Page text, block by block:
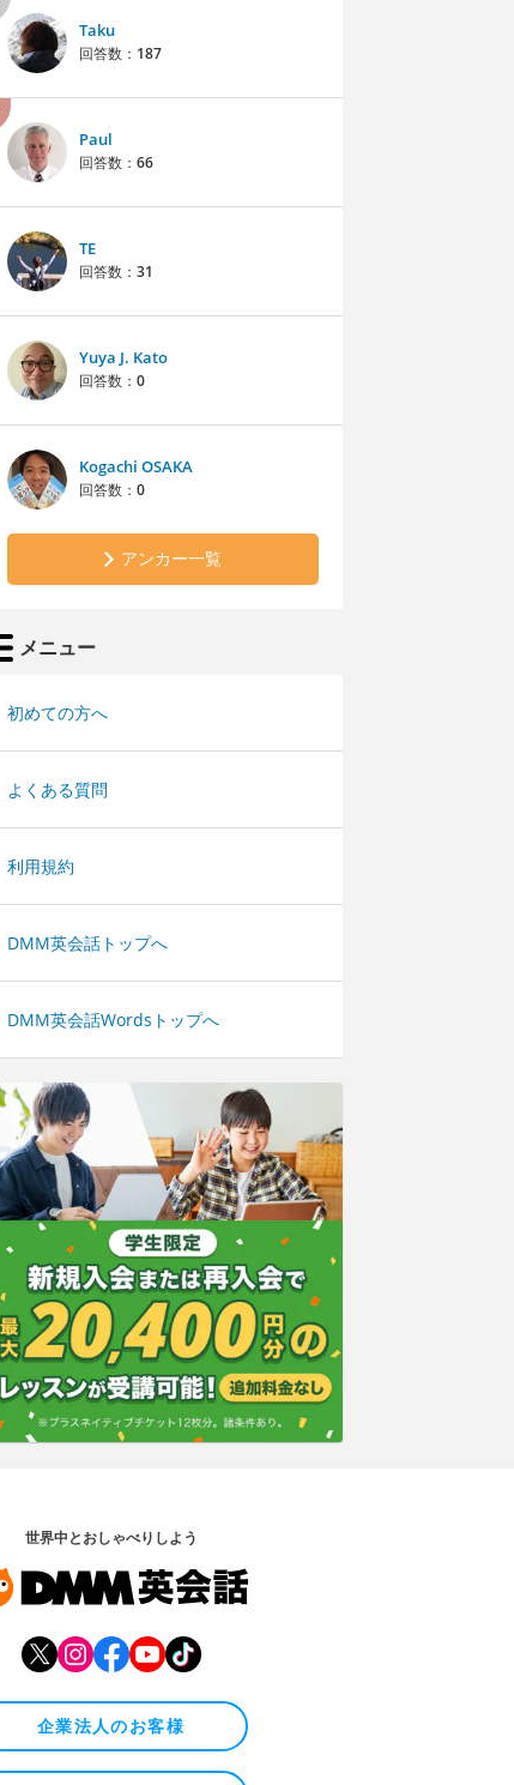
Taku
回答数： 187
Paul
回答数： 66
TE
回答数： 31
Yuya J. Kato
回答数： 0
Kogachi OSAKA
回答数： 0
アンカー一覧
メニュー
初めての方へ
よくある質問
利用規約
DMM英会話トップへ
DMM英会話Wordsトップへ
世界中とおしゃべりしよう
企業法人のお客様